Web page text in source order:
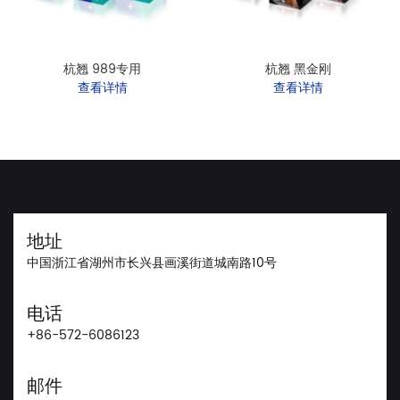
杭翘 989专用
查看详情
杭翘 黑金刚
查看详情
地址
中国浙江省湖州市长兴县画溪街道城南路10号
电话
+86-572-6086123
邮件